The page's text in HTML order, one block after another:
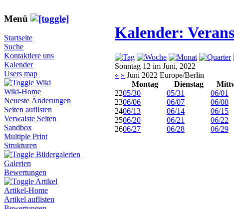
Menü
Startseite
Suche
Kontaktiere uns
Kalender
Users map
Wiki
Wiki-Home
Neueste Änderungen
Seiten auflisten
Verwaiste Seiten
Sandbox
Multiple Print
Strukturen
Bildergalerien
Galerien
Bewertungen
Artikel
Artikel-Home
Artikel auflisten
Kalender:
Sonntag 12 im Juni, 2022
« » Juni 2022 Europe/Berlin
Montag
Dienstag
2205/30 05/31 06/01
2306/06 06/07 06/08
2406/13 06/14 06/15
2506/20 06/21 06/22
2606/27 06/28 06/29